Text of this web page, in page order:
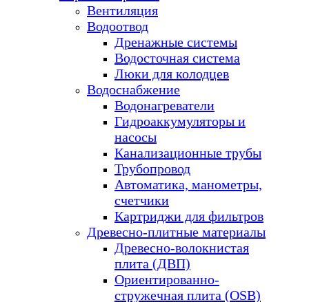
Вентиляция
Водоотвод
Дренажные системы
Водосточная система
Люки для колодцев
Водоснабжение
Водонагреватели
Гидроаккумуляторы и
насосы
Канализационные трубы
Трубопровод
Автоматика, манометры,
счетчики
Картриджи для фильтров
Древесно-плитные материалы
Древесно-волокнистая
плита (ДВП)
Ориентированно-
стружечная плита (OSB)